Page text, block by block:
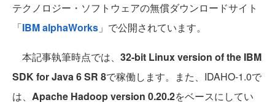
テクノロジー・ソフトウェアの無償ダウンロードサイト
「IBM alphaWorks 」で公開されています。
本記事執筆時点では、 32-bit Linux version of the IBM
SDK for Java 6 SR 8で稼働します。また、IDAHO-1.0で
は、 Apache Hadoop version 0.20.2をベースにしてい